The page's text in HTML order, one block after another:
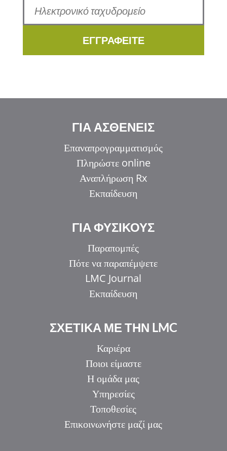
ΕΓΓΡΑΦΕΙΤΕ
ΓΙΑ ΑΣΘΕΝΕΙΣ
Επαναπρογραμματισμός
Πληρώστε online
Αναπλήρωση Rx
Εκπαίδευση
ΓΙΑ ΦΥΣΙΚΟΥΣ
Παραπομπές
Πότε να παραπέμψετε
LMC Journal
Εκπαίδευση
ΣΧΕΤΙΚΑ ΜΕ ΤΗΝ LMC
Καριέρα
Ποιοι είμαστε
Η ομάδα μας
Υπηρεσίες
Τοποθεσίες
Επικοινωνήστε μαζί μας